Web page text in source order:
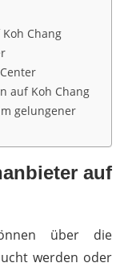
Chang
auf Koh Chang
gelungener
auf
über die
werden oder